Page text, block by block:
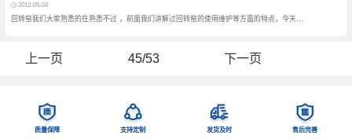
2012-05-04
回转窑我们大家熟悉的在熟悉不过 ，前面我们讲解过回转窑的使用维护等方面的特点，今天…
上一页 45/53 下一页
质量保障 支持定制 发货及时 售后完善